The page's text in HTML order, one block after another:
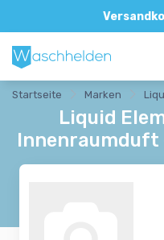
Direkte und
Startseite Marken
Liquid
Innenraumduft